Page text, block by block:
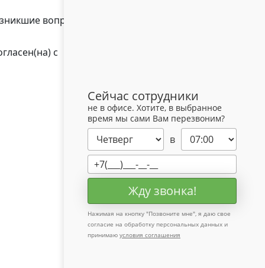
вопросы
с
Сейчас сотрудники
не в офисе. Хотите, в выбранное
время мы сами Вам перезвоним?
в
Жду звонка!
Нажимая на кнопку "Позвоните мне", я даю свое
согласие на обработку персональных данных и
принимаю условия соглашения